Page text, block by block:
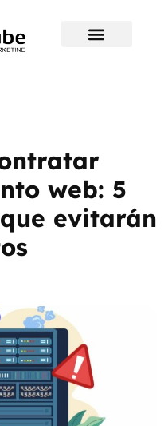
web: 5
evitarán